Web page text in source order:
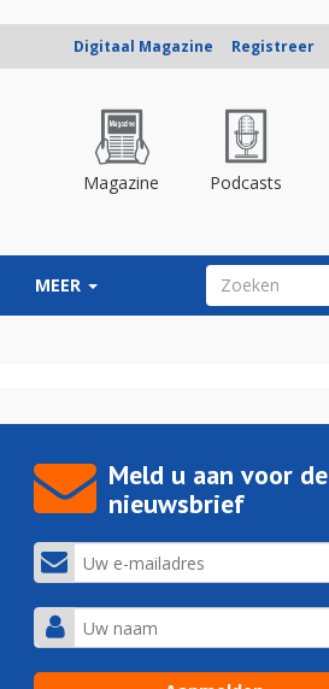
Digitaal Magazine Registreer
Magazine Podcasts
MEER ZOEKVELD
Meld u aan voor de
nieuwsbrief